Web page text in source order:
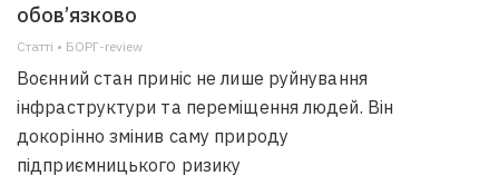
обов’язково
Статті • БОРГ-review
Воєнний стан приніс не лише руйнування
інфраструктури та переміщення людей. Він
докорінно змінив саму природу
підприємницького ризику